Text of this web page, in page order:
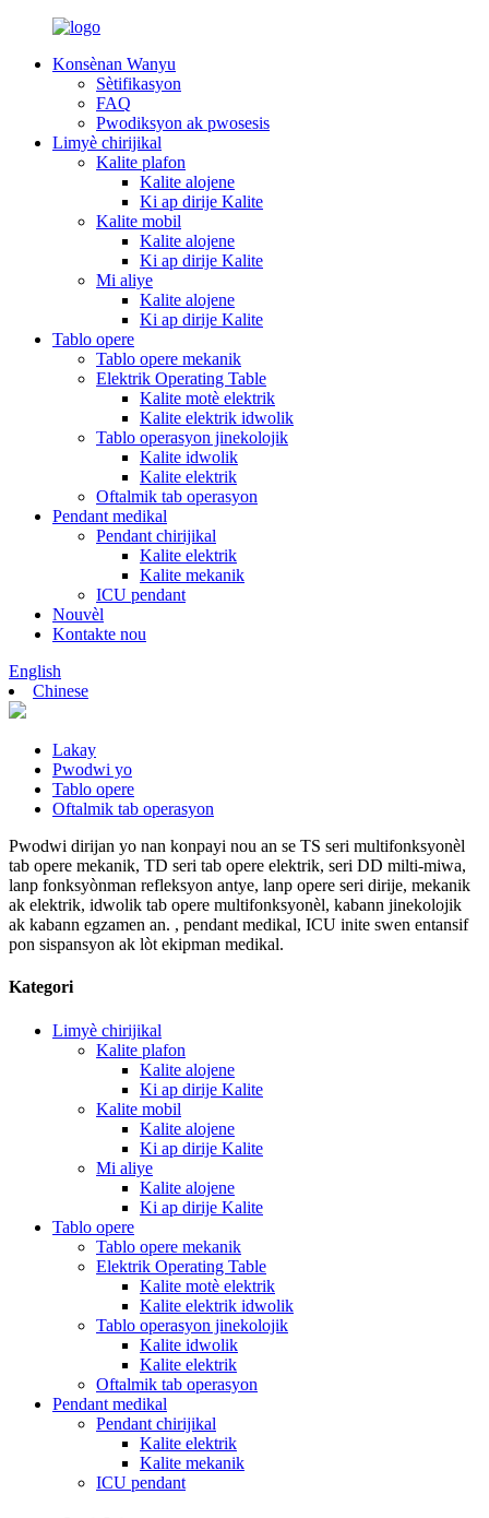
Konsènan Wanyu
Sètifikasyon
FAQ
Pwodiksyon ak pwosesis
Limyè chirijikal
Kalite plafon
Kalite alojene
Ki ap dirije Kalite
Kalite mobil
Kalite alojene
Ki ap dirije Kalite
Mi aliye
Kalite alojene
Ki ap dirije Kalite
Tablo opere
Tablo opere mekanik
Elektrik Operating Table
Kalite motè elektrik
Kalite elektrik idwolik
Tablo operasyon jinekolojik
Kalite idwolik
Kalite elektrik
Oftalmik tab operasyon
Pendant medikal
Pendant chirijikal
Kalite elektrik
Kalite mekanik
ICU pendant
Nouvèl
Kontakte nou
English
Chinese
Lakay
Pwodwi yo
Tablo opere
Oftalmik tab operasyon
Pwodwi dirijan yo nan konpayi nou an se TS seri multifonksyonèl
tab opere mekanik, TD seri tab opere elektrik, seri DD milti-miwa,
lanp fonksyònman refleksyon antye, lanp opere seri dirije, mekanik
ak elektrik, idwolik tab opere multifonksyonèl, kabann jinekolojik
ak kabann egzamen an. , pendant medikal, ICU inite swen entansif
pon sispansyon ak lòt ekipman medikal.
Kategori
Limyè chirijikal
Kalite plafon
Kalite alojene
Ki ap dirije Kalite
Kalite mobil
Kalite alojene
Ki ap dirije Kalite
Mi aliye
Kalite alojene
Ki ap dirije Kalite
Tablo opere
Tablo opere mekanik
Elektrik Operating Table
Kalite motè elektrik
Kalite elektrik idwolik
Tablo operasyon jinekolojik
Kalite idwolik
Kalite elektrik
Oftalmik tab operasyon
Pendant medikal
Pendant chirijikal
Kalite elektrik
Kalite mekanik
ICU pendant